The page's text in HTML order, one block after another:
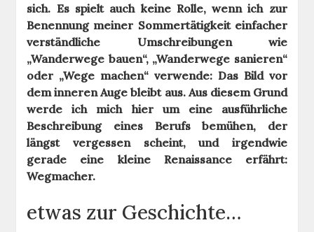
sich. Es spielt auch keine Rolle, wenn ich zur
Benennung meiner Sommertätigkeit einfacher
verständliche Umschreibungen wie
„Wanderwege bauen“, „Wanderwege sanieren“
oder „Wege machen“ verwende: Das Bild vor
dem inneren Auge bleibt aus. Aus diesem Grund
werde ich mich hier um eine ausführliche
Beschreibung eines Berufs bemühen, der
längst vergessen scheint, und irgendwie
gerade eine kleine Renaissance erfährt:
Wegmacher.
etwas zur Geschichte…